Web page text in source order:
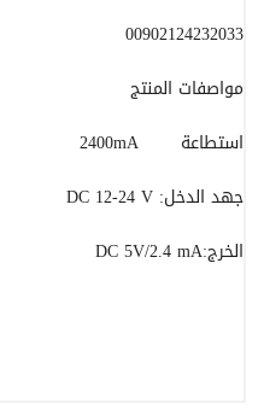
00902124232033
مواصفات المنتج
استطاعة 2400mA
جهد الدخل: DC 12-24 V
الخرج:DC 5V/2.4 mA